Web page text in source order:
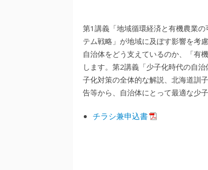
第1講義「地域循環経済と有機農業
テム戦略」が地域に及ぼす影響を考
自治体をどう支えているのか、「有
します。第2講義「少子化時代の自
子化対策の全体的な解説、北海道訓
告等から、自治体にとって最適な少
チラシ兼申込書